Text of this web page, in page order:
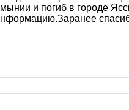
и погиб в городе